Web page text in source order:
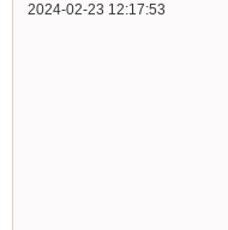
2024-02-23 12:17:53